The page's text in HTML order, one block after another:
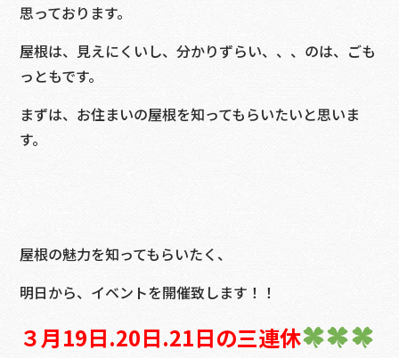
思っております。
屋根は、見えにくいし、分かりずらい、、、のは、ごも
っともです。
まずは、お住まいの屋根を知ってもらいたいと思いま
す。
屋根の魅力を知ってもらいたく、
明日から、イベントを開催致します！！
３月19日.20日.21日の三連休